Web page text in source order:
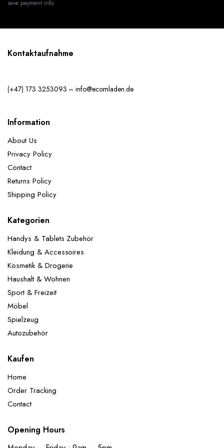
save payment info.
Kontaktaufnahme
(+47) 173 3253093 – info@ecomladen.de
Information
About Us
Privacy Policy
Contact
Returns Policy
Shipping Policy
Kategorien
Handys & Tablets Zubehör
Kleidung & Accessoires
Kosmetik & Drogerie
Haushalt & Wohnen
Sport & Freizeit
Möbel
Spielzeug
Autozubehör
Kaufen
Home
Order Tracking
Contact
Opening Hours